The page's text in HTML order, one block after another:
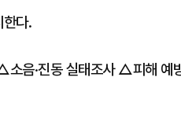
다.
음·진동 실태조사 △피해 예